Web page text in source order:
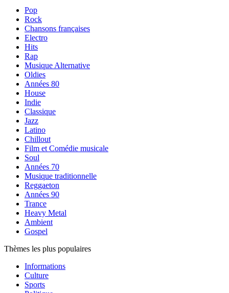
Pop
Rock
Chansons françaises
Electro
Hits
Rap
Musique Alternative
Oldies
Années 80
House
Indie
Classique
Jazz
Latino
Chillout
Film et Comédie musicale
Soul
Années 70
Musique traditionnelle
Reggaeton
Années 90
Trance
Heavy Metal
Ambient
Gospel
Thèmes les plus populaires
Informations
Culture
Sports